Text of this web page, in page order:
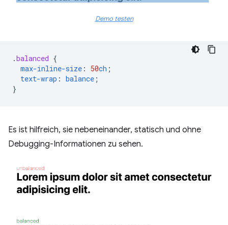
Demo testen
.balanced {
max-inline-size : 50ch ;
text-wrap : balance ;
}
Es ist hilfreich, sie nebeneinander, statisch und ohne
Debugging-Informationen zu sehen.